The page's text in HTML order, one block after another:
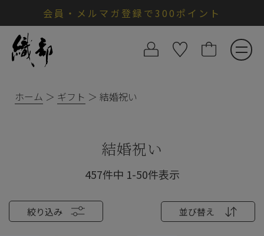
会員・メルマガ登録で300ポイント
ホーム ギフト 結婚祝い
結婚祝い
絞り込み 並び替え
457件中 1-50件表示